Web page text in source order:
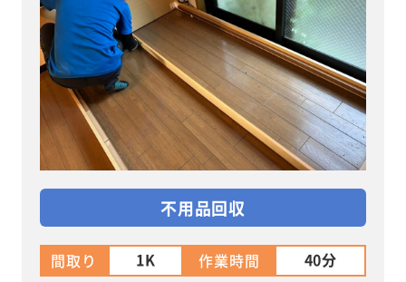
不用品回収
間取り 1K 作業時間 40分